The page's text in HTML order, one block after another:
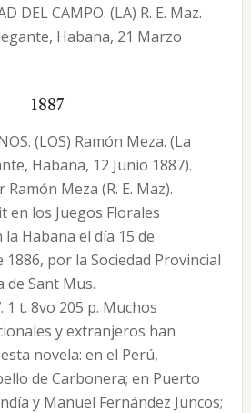
DEL CAMPO. (LA) R. E. Maz.
Habana, 21 Marzo
1887
(LOS) Ramón Meza. (La
Habana, 12 Junio 1887).
Ramón Meza (R. E. Maz).
en los Juegos Florales
Habana el día 15 de
por la Sociedad Provincial
de Sant Mus.
1 t. 8vo 205 p. Muchos
y extranjeros han
novela: en el Perú,
de Carbonera; en Puerto
y Manuel Fernández Juncos;